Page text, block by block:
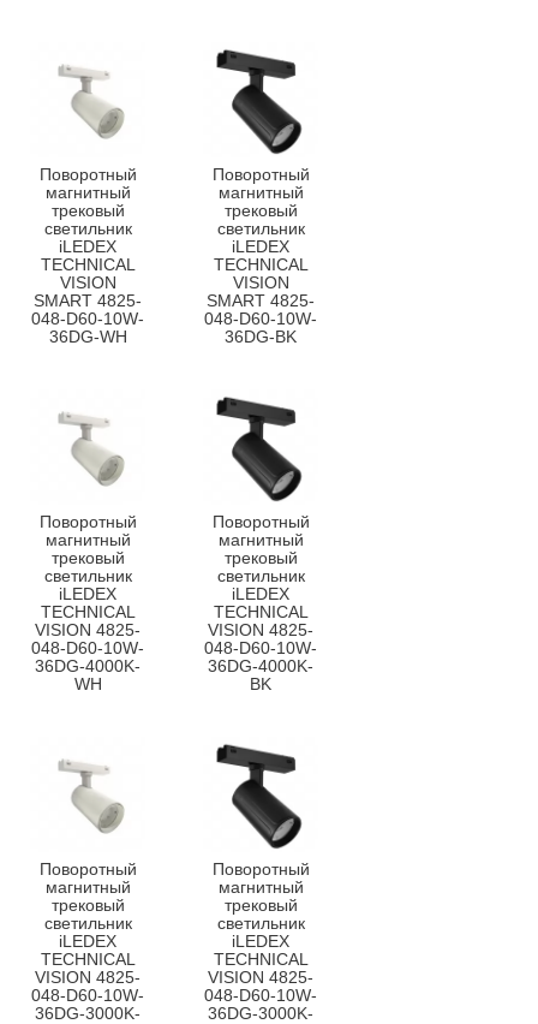
Поворотный
магнитный
трековый
светильник
iLEDEX
TECHNICAL
VISION
SMART 4825-
048-D60-10W-
36DG-WH
Поворотный
магнитный
трековый
светильник
iLEDEX
TECHNICAL
VISION
SMART 4825-
048-D60-10W-
36DG-BK
Поворотный
магнитный
трековый
светильник
iLEDEX
TECHNICAL
VISION 4825-
048-D60-10W-
36DG-4000K-
WH
Поворотный
магнитный
трековый
светильник
iLEDEX
TECHNICAL
VISION 4825-
048-D60-10W-
36DG-4000K-
BK
Поворотный
магнитный
трековый
светильник
iLEDEX
TECHNICAL
VISION 4825-
048-D60-10W-
36DG-3000K-
Поворотный
магнитный
трековый
светильник
iLEDEX
TECHNICAL
VISION 4825-
048-D60-10W-
36DG-3000K-